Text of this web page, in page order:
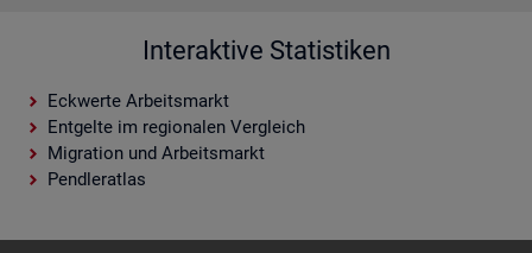
Interaktive Statistiken
Eckwerte Arbeitsmarkt
Entgelte im regionalen Vergleich
Migration und Arbeitsmarkt
Pendleratlas